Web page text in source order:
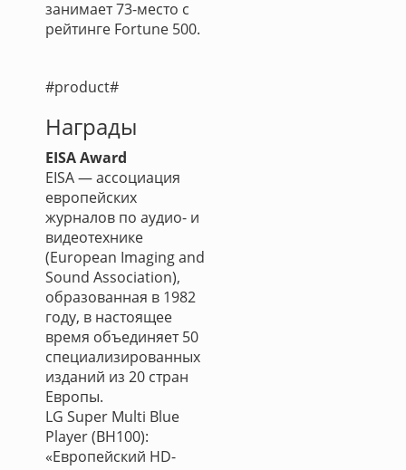
занимает 73-место с
рейтинге Fortune 500.
#product#
Награды
EISA Award
EISA — ассоциация
европейских
журналов по аудио- и
видеотехнике
(European Imaging and
Sound Association),
образованная в 1982
году, в настоящее
время объединяет 50
специализированных
изданий из 20 стран
Европы.
LG Super Multi Blue
Player (BH100):
«Европейский HD-